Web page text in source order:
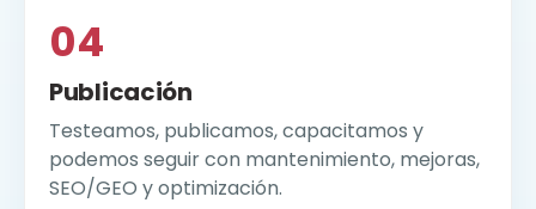
04
Publicación
Testeamos, publicamos, capacitamos y
podemos seguir con mantenimiento, mejoras,
SEO/GEO y optimización.